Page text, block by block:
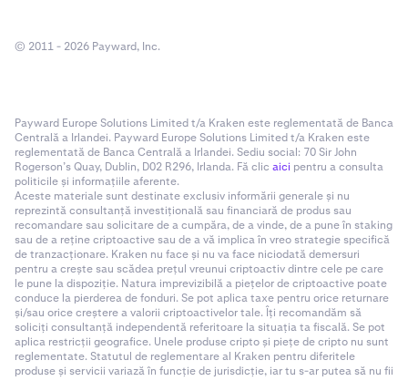
© 2011 - 2026 Payward, Inc.
Payward Europe Solutions Limited t/a Kraken este reglementată de Banca
Centrală a Irlandei. Payward Europe Solutions Limited t/a Kraken este
reglementată de Banca Centrală a Irlandei. Sediu social: 70 Sir John
Rogerson’s Quay, Dublin, D02 R296, Irlanda. Fă clic aici pentru a consulta
politicile și informațiile aferente.
Aceste materiale sunt destinate exclusiv informării generale și nu
reprezintă consultanță investițională sau financiară de produs sau
recomandare sau solicitare de a cumpăra, de a vinde, de a pune în staking
sau de a reține criptoactive sau de a vă implica în vreo strategie specifică
de tranzacționare. Kraken nu face și nu va face niciodată demersuri
pentru a crește sau scădea prețul vreunui criptoactiv dintre cele pe care
le pune la dispoziție. Natura imprevizibilă a piețelor de criptoactive poate
conduce la pierderea de fonduri. Se pot aplica taxe pentru orice returnare
și/sau orice creștere a valorii criptoactivelor tale. Îți recomandăm să
soliciți consultanță independentă referitoare la situația ta fiscală. Se pot
aplica restricții geografice. Unele produse cripto și piețe de cripto nu sunt
reglementate. Statutul de reglementare al Kraken pentru diferitele
produse și servicii variază în funcție de jurisdicție, iar tu s-ar putea să nu fii